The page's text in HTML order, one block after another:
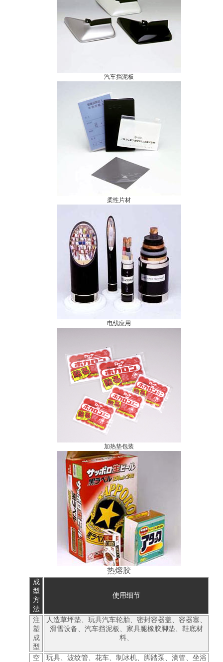
汽车挡泥板
柔性片材
电线应用
加热垫包装
热熔胶
成
型
方
法
使用细节
注
塑
成
型
人造草坪垫、玩具汽车轮胎、密封容器盖、容器塞、
滑雪设备、汽车挡泥板、家具腿橡胶脚垫、鞋底材
料、
空
玩具、波纹管、花车、制冰机、脚踏泵、滴管、坐浴